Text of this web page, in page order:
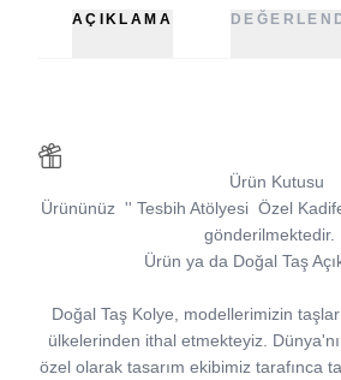
AÇIKLAMA
Ürün Kutusu
Ürününüz '' Tesbih Atölyesi Özel
gönderilmektedir.
Ürün ya da Doğal Taş
Doğal Taş Kolye, modellerimizin
ülkelerinden ithal etmekteyiz.
özel olarak tasarım ekibimiz tarafınca